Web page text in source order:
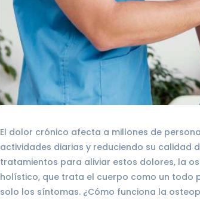
El dolor crónico afecta a millones de
actividades diarias y reduciendo su calidad
tratamientos para aliviar estos dolores, la
holístico, que trata el cuerpo como un todo
solo los síntomas. ¿Cómo funciona la